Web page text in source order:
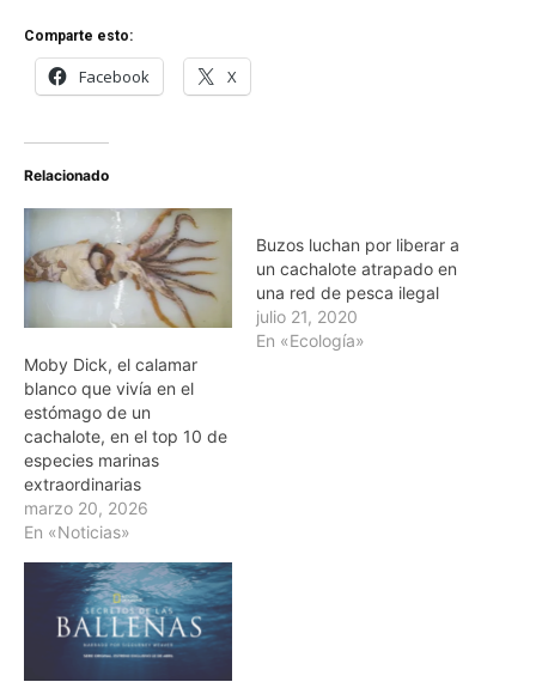
Comparte esto:
Facebook X
Relacionado
Moby Dick, el calamar
blanco que vivía en el
estómago de un
cachalote, en el top 10 de
especies marinas
extraordinarias
marzo 20, 2026
En «Noticias»
Buzos luchan por liberar a
un cachalote atrapado en
una red de pesca ilegal
julio 21, 2020
En «Ecología»